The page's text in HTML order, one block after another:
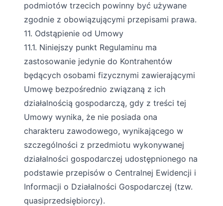
podmiotów trzecich powinny być używane
zgodnie z obowiązującymi przepisami prawa.
11. Odstąpienie od Umowy
11.1. Niniejszy punkt Regulaminu ma
zastosowanie jedynie do Kontrahentów
będących osobami fizycznymi zawierającymi
Umowę bezpośrednio związaną z ich
działalnością gospodarczą, gdy z treści tej
Umowy wynika, że nie posiada ona
charakteru zawodowego, wynikającego w
szczególności z przedmiotu wykonywanej
działalności gospodarczej udostępnionego na
podstawie przepisów o Centralnej Ewidencji i
Informacji o Działalności Gospodarczej (tzw.
quasiprzedsiębiorcy).